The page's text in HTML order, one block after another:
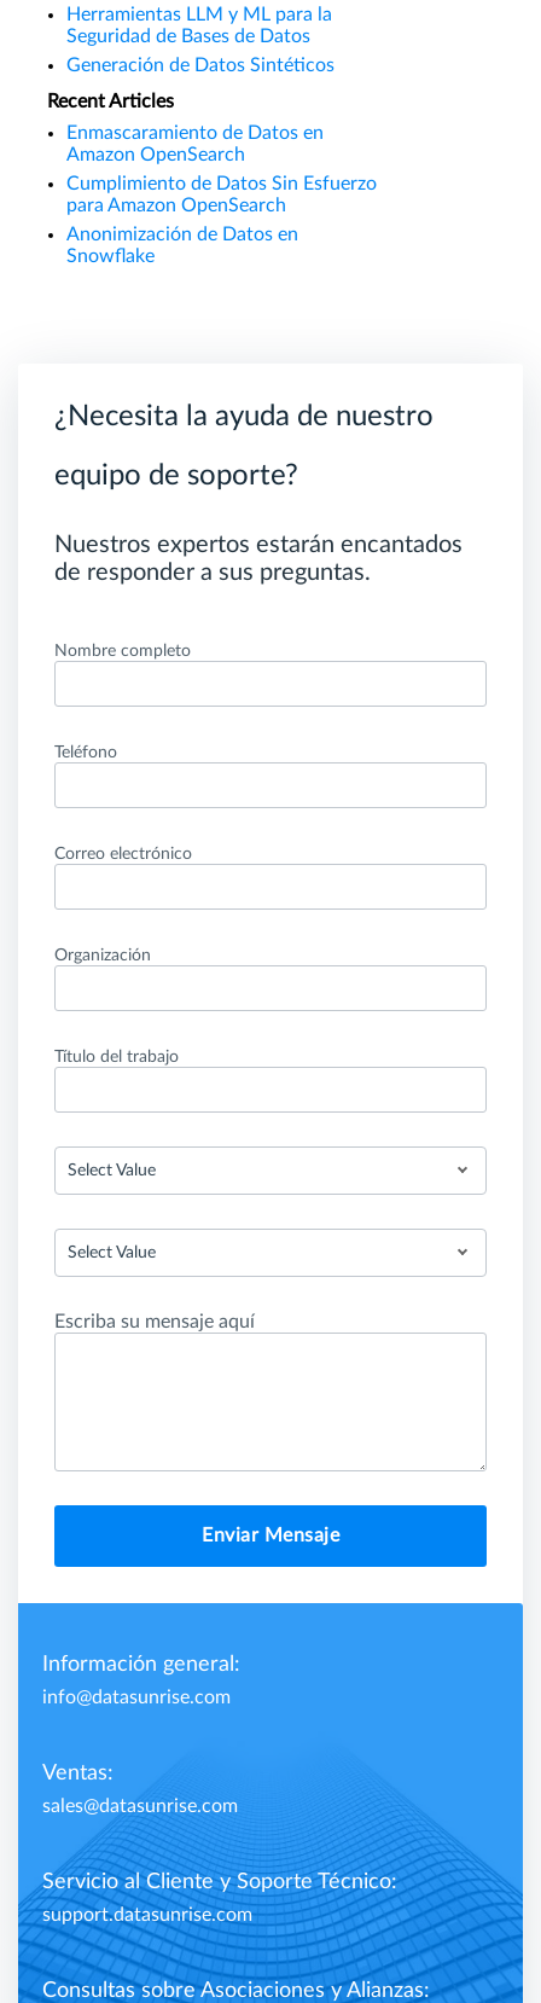
Herramientas LLM y ML para la
Seguridad de Bases de Datos
Generación de Datos Sintéticos
Recent Articles
Enmascaramiento de Datos en
Amazon OpenSearch
Cumplimiento de Datos Sin Esfuerzo
para Amazon OpenSearch
Anonimización de Datos en
Snowflake
¿Necesita la ayuda de nuestro
equipo de soporte?
Nuestros expertos estarán encantados
de responder a sus preguntas.
Nombre completo
Teléfono
Correo electrónico
Organización
Título del trabajo
Select Value
Select Value
Escriba su mensaje aquí
Enviar Mensaje
Información general:
info@datasunrise.com
Ventas:
sales@datasunrise.com
Servicio al Cliente y Soporte Técnico:
support.datasunrise.com
Consultas sobre Asociaciones y Alianzas: